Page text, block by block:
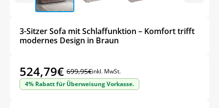
3-Sitzer Sofa mit Schlaffunktion – Komfort trifft
modernes Design in Braun
699,95€
Ursprünglicher
Preis
524,79€
Aktueller
Preis
inkl. MwSt.
4% Rabatt für Überweisung Vorkasse.